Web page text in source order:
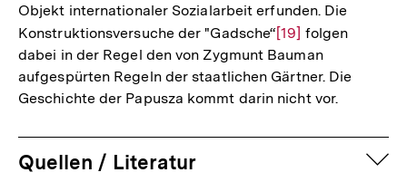
Objekt internationaler Sozialarbeit erfunden. Die
Konstruktionsversuche der "Gadsche“Zur
Auflösung
der
Fußnote
[19] folgen
dabei in der Regel den von Zygmunt Bauman
aufgespürten Regeln der staatlichen Gärtner. Die
Geschichte der Papusza kommt darin nicht vor.
Quellen / Literatur